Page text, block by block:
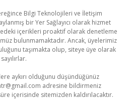
Bilgi Teknolojileri ve İletişim
bir Yer Sağlayıcı olarak hizmet
içerikleri proaktif olarak denetleme
bulunmamaktadır. Ancak, üyelerimiz
taşımakta olup, siteye üye olarak
aykırı olduğunu düşündüğünüz
adresine bildirmeniz
içerisinde sitemizden kaldırılacaktır.